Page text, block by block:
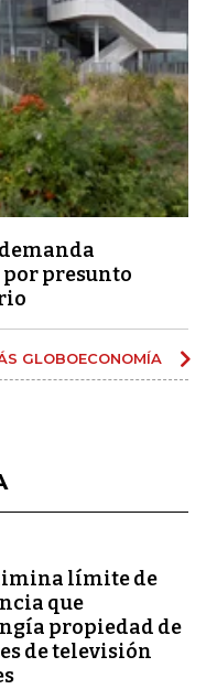
presunto
GLOBOECONOMÍA
límite de
que
propiedad de
de televisión